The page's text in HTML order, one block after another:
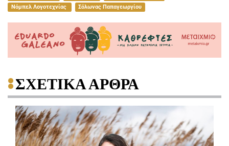
Νόμπελ Λογοτεχνίας
Σόλωνας Παπαγεωργίου
ΣΧΕΤΙΚΑ ΑΡΘΡΑ